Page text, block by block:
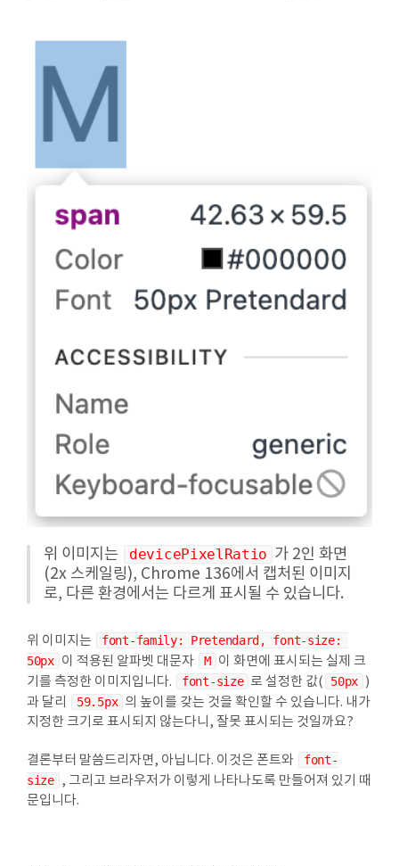
위 이미지는 devicePixelRatio 가 2인 화면
(2x 스케일링), Chrome 136에서 캡처된 이미지
로, 다른 환경에서는 다르게 표시될 수 있습니다.
위 이미지는
font-family: Pretendard, font-size:
50px 이 적용된 알파벳 대문자 M 이 화면에 표시되는 실제 크
기를 측정한 이미지입니다.
font-size 로 설정한 값( 50px )
과 달리
59.5px 의 높이를 갖는 것을 확인할 수 있습니다. 내가
지정한 크기로 표시되지 않는다니, 잘못 표시되는 것일까요?
결론부터 말씀드리자면, 아닙니다. 이것은 폰트와
font-
size , 그리고 브라우저가 이렇게 나타나도록 만들어져 있기 때
문입니다.